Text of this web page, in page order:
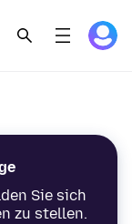
Sie sich
zu stellen.